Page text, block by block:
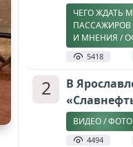
ЧЕГО ЖДАТЬ
ПАССАЖИРОВ
И МНЕНИЯ /
5418
2
В
ВИДЕО / ФОТО
4494